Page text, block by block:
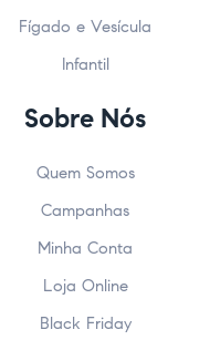
Fígado e Vesícula
Infantil
Sobre Nós
Quem Somos
Campanhas
Minha Conta
Loja Online
Black Friday